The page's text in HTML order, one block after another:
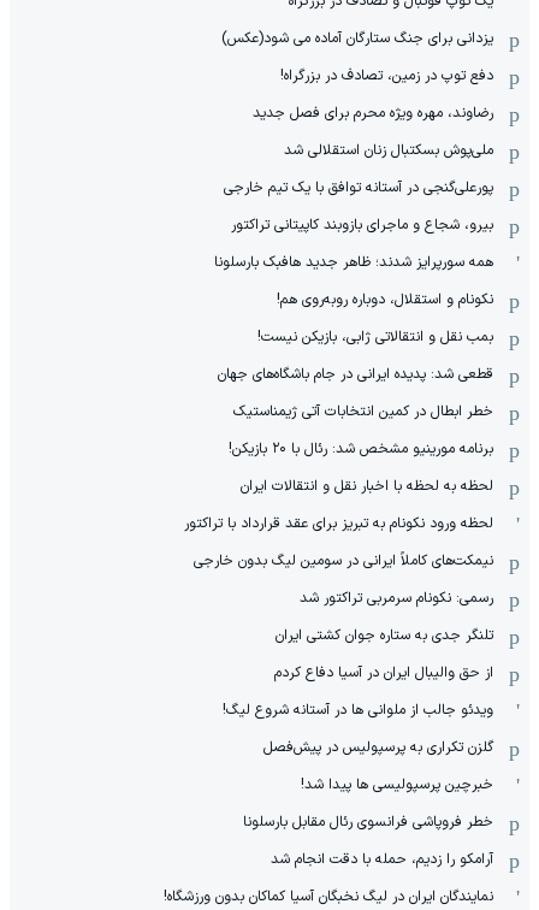
یزدانی برای جنگ ستارگان آماده می شود(عکس)
دفع توپ در زمین، تصادف در بزرگراه!
رضاوند، مهره ویژه محرم برای فصل جدید
ملی‌پوش بسکتبال زنان استقلالی شد
پورعلی‌گنجی در آستانه توافق با یک تیم خارجی
بیرو، شجاع و ماجرای بازوبند کاپیتانی تراکتور
همه سورپرایز شدند؛ ظاهر جدید هافبک بارسلونا
نکونام و استقلال، دوباره روبه‌روی هم!
بمب نقل و انتقالاتی ژابی، بازیکن نیست!
قطعی شد: پدیده ایرانی در جام باشگاه‌های جهان
خطر ابطال در کمین انتخابات آتی ژیمناستیک
برنامه مورینیو مشخص شد: رئال با ۲۰ بازیکن!
لحظه به لحظه با اخبار نقل و انتقالات ایران
لحظه ورود نکونام به تبریز برای عقد قرارداد با تراکتور
نیمکت‌های کاملاً ایرانی در سومین لیگ بدون خارجی
رسمی: نکونام سرمربی تراکتور شد
تلنگر جدی به ستاره جوان کشتی ایران
از حق والیبال ایران در آسیا دفاع کردم
ویدئو جالب از ملوانی ها در آستانه شروع لیگ!
گلزن تکراری به پرسپولیس در پیش‌فصل
خبرچین پرسپولیسی ها پیدا شد!
خطر فروپاشی فرانسوی رئال مقابل بارسلونا
آرامکو را زدیم، حمله با دقت انجام شد
نمایندگان ایران در لیگ نخبگان آسیا کماکان بدون ورزشگاه!